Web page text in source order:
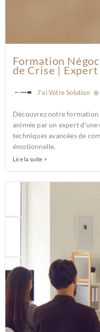
Formation
de Crise |
J'ai Votre Solution
Découvrez notre
animée par un expert
techniques avancées de
émotionnelle.
Lire la suite >